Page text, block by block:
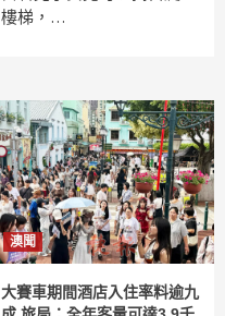
樓梯，…
澳聞
大賽車期間酒店入住率料逾九